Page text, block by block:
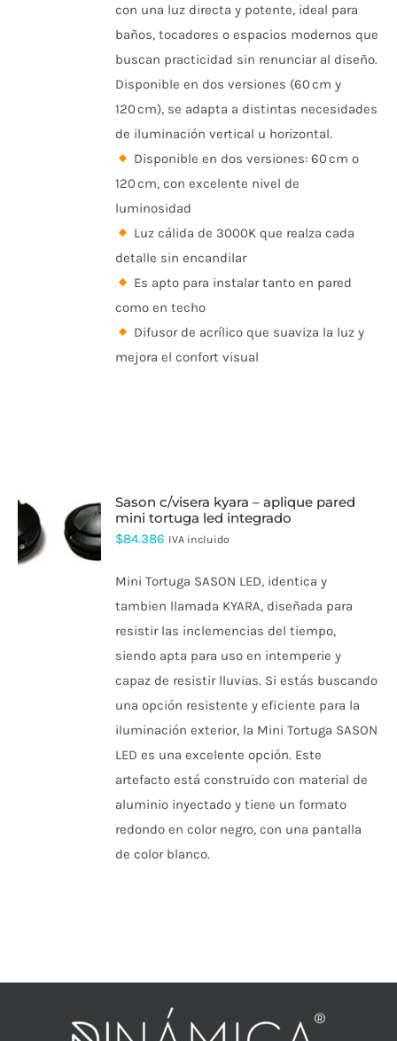
PRODUCTO
hasta
$625.047
con una luz directa y potente, ideal para
baños, tocadores o espacios modernos que
buscan practicidad sin renunciar al diseño.
Disponible en dos versiones (60 cm y
120 cm), se adapta a distintas necesidades
de iluminación vertical u horizontal.
Disponible en dos versiones: 60 cm o
120 cm, con excelente nivel de
luminosidad
Luz cálida de 3000K que realza cada
detalle sin encandilar
Es apto para instalar tanto en pared
como en techo
Difusor de acrílico que suaviza la luz y
mejora el confort visual
sason c/visera kyara – aplique pared
mini tortuga led integrado
$84.386 IVA incluido
Mini Tortuga SASON LED, identica y
tambien llamada KYARA, diseñada para
resistir las inclemencias del tiempo,
siendo apta para uso en intemperie y
capaz de resistir lluvias. Si estás buscando
una opción resistente y eficiente para la
iluminación exterior, la Mini Tortuga SASON
LED es una excelente opción. Este
artefacto está construido con material de
aluminio inyectado y tiene un formato
redondo en color negro, con una pantalla
de color blanco.